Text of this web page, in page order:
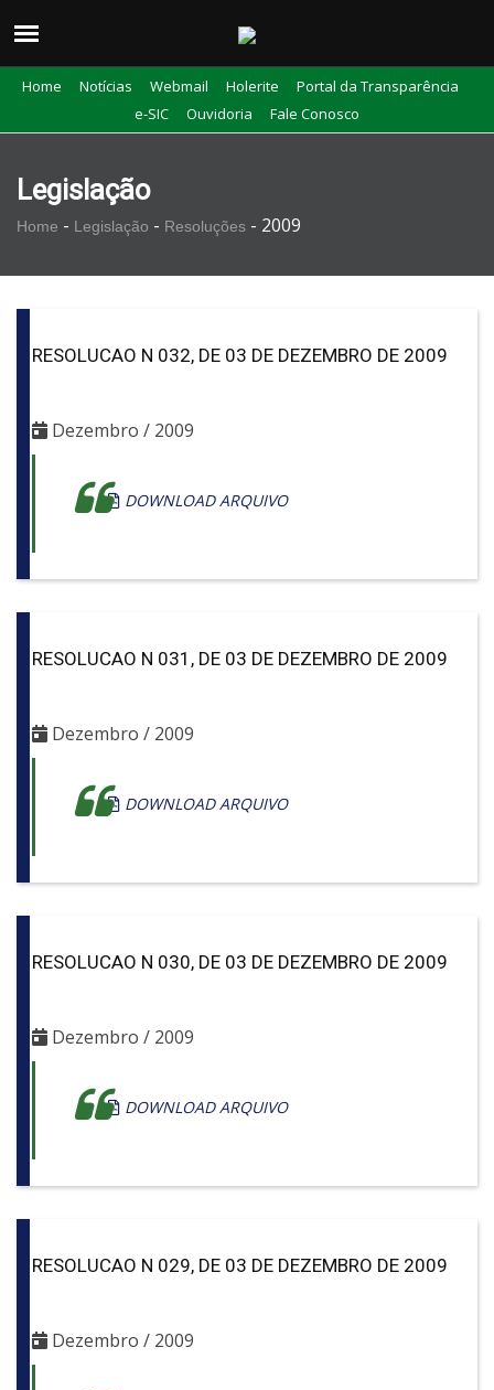
Home Notícias Webmail Holerite
Portal da Transparência
e-SIC
Ouvidoria Fale Conosco
Legislação
Home - Legislação - Resoluções - 2009
RESOLUCAO N 032, DE 03 DE DEZEMBRO DE 2009
Dezembro / 2009
DOWNLOAD ARQUIVO
RESOLUCAO N 031, DE 03 DE DEZEMBRO DE 2009
Dezembro / 2009
DOWNLOAD ARQUIVO
RESOLUCAO N 030, DE 03 DE DEZEMBRO DE 2009
Dezembro / 2009
DOWNLOAD ARQUIVO
RESOLUCAO N 029, DE 03 DE DEZEMBRO DE 2009
Dezembro / 2009